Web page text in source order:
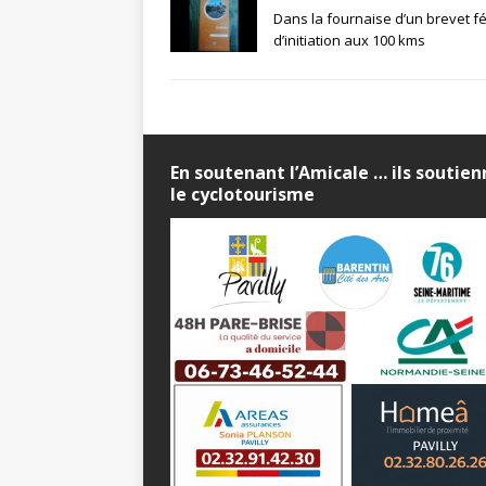
Dans la fournaise d’un brevet
d’initiation aux 100 kms
En soutenant l’Amicale … ils
le cyclotourisme